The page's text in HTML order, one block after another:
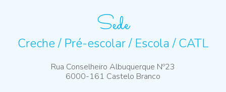
Sede
Creche / Pré-escolar / Escola / CATL
Rua Conselheiro Albuquerque Nº23
6000-161 Castelo Branco